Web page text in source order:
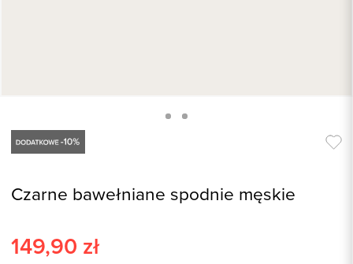
Czarne bawełniane spodnie męskie
149,90 zł